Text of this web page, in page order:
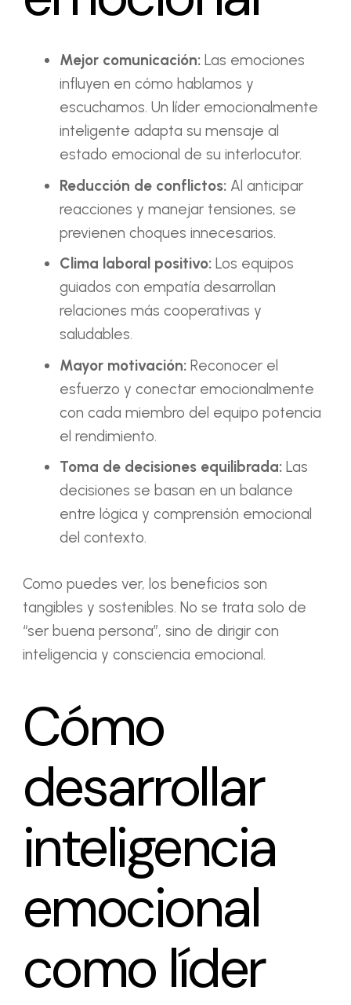
Mejor comunicación: Las emociones
influyen en cómo hablamos y
escuchamos. Un líder emocionalmente
inteligente adapta su mensaje al
estado emocional de su interlocutor.
Reducción de conflictos: Al anticipar
reacciones y manejar tensiones, se
previenen choques innecesarios.
Clima laboral positivo: Los equipos
guiados con empatía desarrollan
relaciones más cooperativas y
saludables.
Mayor motivación: Reconocer el
esfuerzo y conectar emocionalmente
con cada miembro del equipo potencia
el rendimiento.
Toma de decisiones equilibrada: Las
decisiones se basan en un balance
entre lógica y comprensión emocional
del contexto.
Como puedes ver, los beneficios son
tangibles y sostenibles. No se trata solo de
“ser buena persona”, sino de dirigir con
inteligencia y consciencia emocional.
Cómo
desarrollar
inteligencia
emocional
como líder